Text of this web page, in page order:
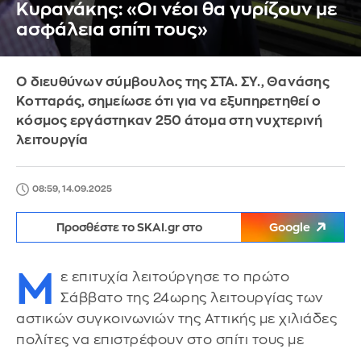
Κυρανάκης: «Οι νέοι θα γυρίζουν με
ασφάλεια σπίτι τους»
Ο διευθύνων σύμβουλος της ΣΤΑ. ΣΥ., Θανάσης
Κοτταράς, σημείωσε ότι για να εξυπηρετηθεί ο
κόσμος εργάστηκαν 250 άτομα στη νυχτερινή
λειτουργία
08:59, 14.09.2025
Προσθέστε το SKAI.gr στο Google
Μ
ε επιτυχία λειτούργησε το πρώτο
Σάββατο της 24ωρης λειτουργίας των
αστικών συγκοινωνιών της Αττικής με χιλιάδες
πολίτες να επιστρέφουν στο σπίτι τους με